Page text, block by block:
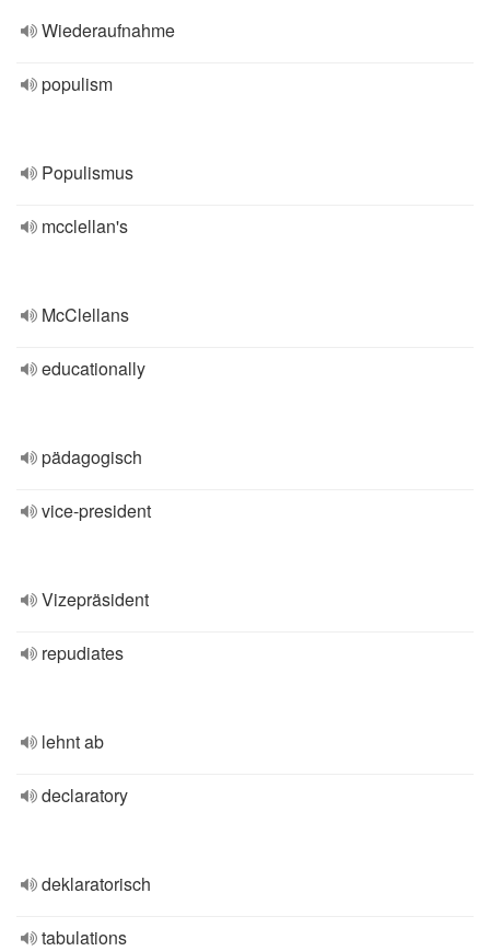
Wiederaufnahme
populism
Populismus
mcclellan's
McClellans
educationally
pädagogisch
vice-president
Vizepräsident
repudiates
lehnt ab
declaratory
deklaratorisch
tabulations